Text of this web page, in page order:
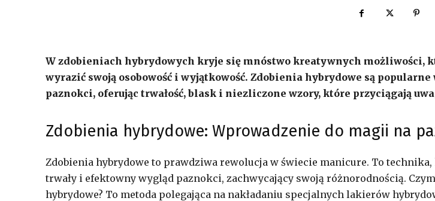
W zdobieniach hybrydowych kryje się mnóstwo kreatywnych możliwości,
wyrazić swoją osobowość i wyjątkowość. Zdobienia hybrydowe są
paznokci, oferując trwałość, blask i niezliczone wzory, które przyciągają
Zdobienia hybrydowe: Wprowadzenie do magii na
Zdobienia hybrydowe to prawdziwa rewolucja w świecie manicure. To
trwały i efektowny wygląd paznokci, zachwycający swoją różnorodnością.
hybrydowe? To metoda polegająca na nakładaniu specjalnych lakierów